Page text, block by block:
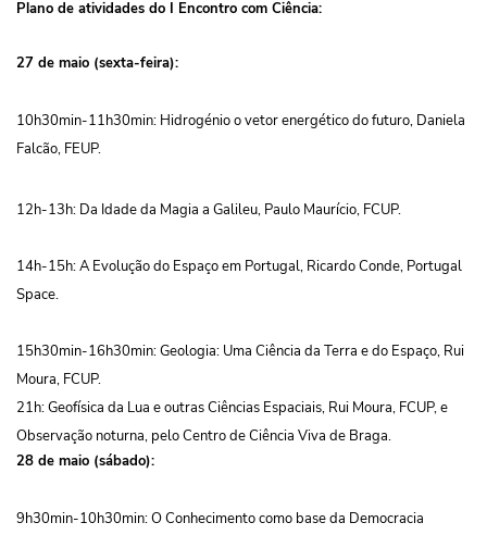
Plano de atividades do I Encontro com Ciência:
27 de maio (sexta-feira):
10h30min-11h30min: Hidrogénio o vetor energético do futuro, Daniela
Falcão, FEUP.
12h-13h: Da Idade da Magia a Galileu, Paulo Maurício, FCUP.
14h-15h: A Evolução do Espaço em Portugal, Ricardo Conde, Portugal
Space.
15h30min-16h30min: Geologia: Uma Ciência da Terra e do Espaço, Rui
Moura, FCUP.
21h: Geofísica da Lua e outras Ciências Espaciais, Rui Moura, FCUP, e
Observação noturna, pelo Centro de Ciência Viva de Braga.
28 de maio (sábado):
9h30min-10h30min: O Conhecimento como base da Democracia